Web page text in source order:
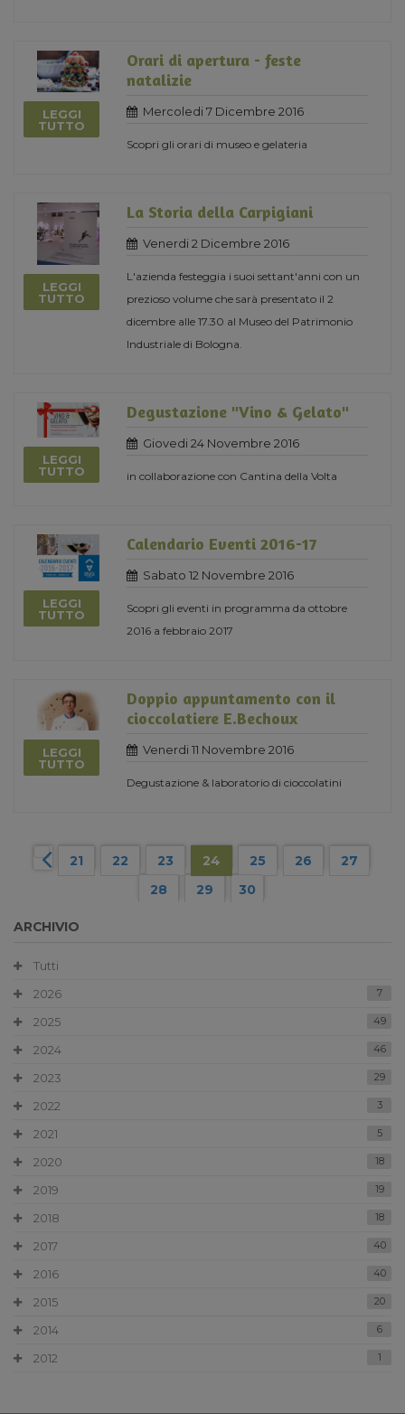
LEGGI
TUTTO
Orari di apertura - feste
natalizie
Mercoledi 7 Dicembre 2016
Scopri gli orari di museo e gelateria
LEGGI
TUTTO
La Storia della Carpigiani
Venerdi 2 Dicembre 2016
L'azienda festeggia i suoi settant'anni con un
prezioso volume che sarà presentato il 2
dicembre alle 17.30 al Museo del Patrimonio
Industriale di Bologna.
LEGGI
TUTTO
Degustazione "Vino & Gelato"
Giovedi 24 Novembre 2016
in collaborazione con Cantina della Volta
LEGGI
TUTTO
Calendario Eventi 2016-17
Sabato 12 Novembre 2016
Scopri gli eventi in programma da ottobre
2016 a febbraio 2017
LEGGI
TUTTO
Doppio appuntamento con il
cioccolatiere E.Bechoux
Venerdi 11 Novembre 2016
Degustazione & laboratorio di cioccolatini
21 22 23 24 25 26
27
28
29 30
ARCHIVIO
Tutti
2026
7
2025 49
2024 46
2023 29
2022 3
2021 5
2020 18
2019 19
2018 18
2017 40
2016 40
2015 20
2014 6
2012 1